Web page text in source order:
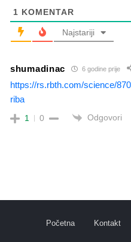
1 KOMENTAR
Najstariji
shumadinac 6 godine prije
https://rs.rbth.com/science/
riba
1 0 Odgovori
Početna Kontakt